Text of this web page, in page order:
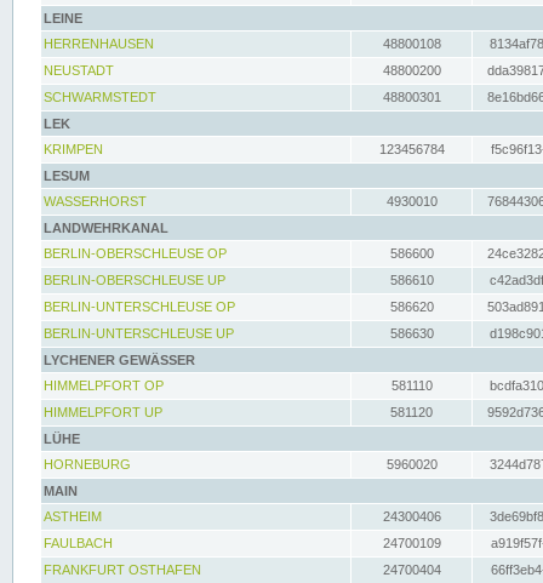
LEINE
HERRENHAUSEN
48800108
NEUSTADT
48800200
SCHWARMSTEDT
48800301
LEK
KRIMPEN
123456784
LESUM
WASSERHORST
4930010
LANDWEHRKANAL
BERLIN-OBERSCHLEUSE OP
586600
BERLIN-OBERSCHLEUSE UP
586610
BERLIN-UNTERSCHLEUSE OP
586620
BERLIN-UNTERSCHLEUSE UP
586630
LYCHENER GEWÄSSER
HIMMELPFORT OP
581110
HIMMELPFORT UP
581120
LÜHE
HORNEBURG
5960020
MAIN
ASTHEIM
24300406
FAULBACH
24700109
FRANKFURT OSTHAFEN
24700404